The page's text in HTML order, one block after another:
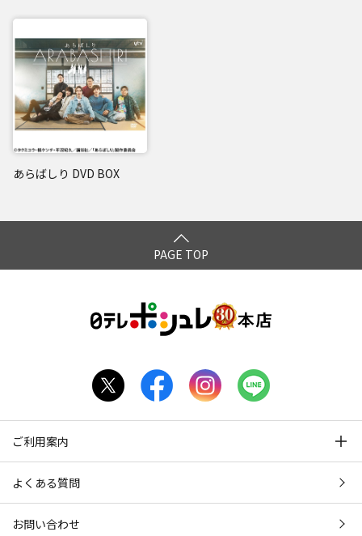
あらばしり DVD BOX
PAGE TOP
ご利用案内
よくある質問
お問い合わせ